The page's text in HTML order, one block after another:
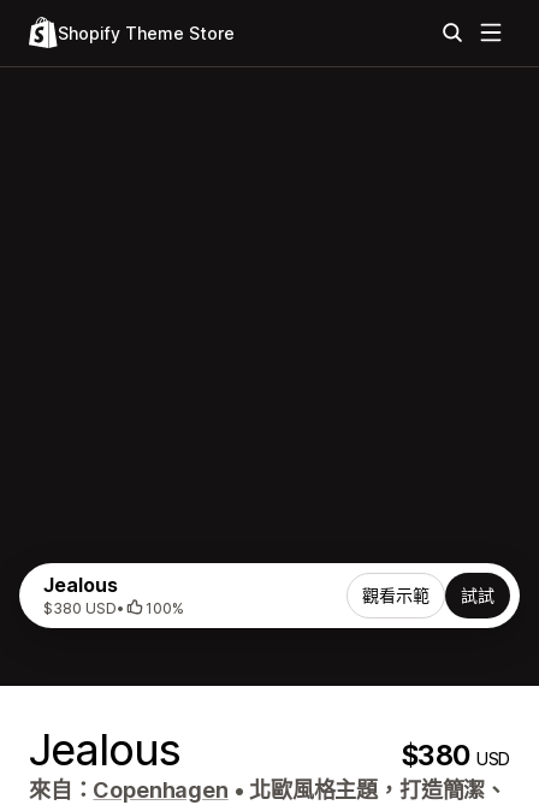
Shopify Theme Store
Jealous
$380 USD• 100%
觀看示範 試試
Jealous $380USD
來自： Copenhagen • 北歐風格主題，打造簡潔、